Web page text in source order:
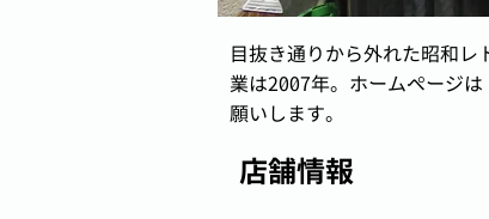
目抜き通りから外れた昭和
業は2007年。ホームページは
願いします。
店舗情報